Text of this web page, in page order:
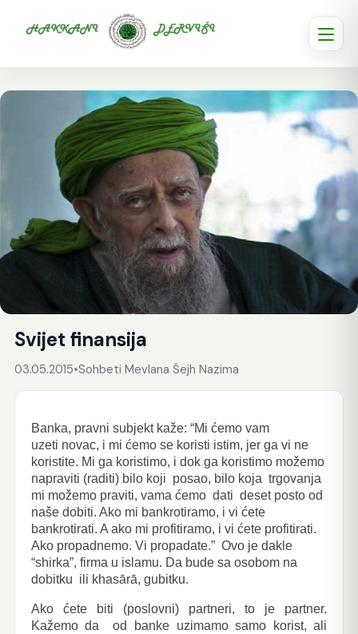
Svijet finansija
03.05.2015•Sohbeti Mevlana Šejh Nazima
Banka, pravni subjekt kaže: “Mi ćemo vam
uzeti novac, i mi ćemo se koristi istim, jer ga vi ne
koristite. Mi ga koristimo, i dok ga koristimo možemo
napraviti (raditi) bilo koji posao, bilo koja trgovanja
mi možemo praviti, vama ćemo dati deset posto od
naše dobiti. Ako mi bankrotiramo, i vi ćete
bankrotirati. A ako mi profitiramo, i vi ćete profitirati.
Ako propadnemo. Vi propadate.” Ovo je dakle
“shirka”, firma u islamu. Da bude sa osobom na
dobitku ili khasārā, gubitku.
Ako ćete biti (poslovni) partneri, to je partner.
Kažemo da od banke uzimamo samo korist, ali